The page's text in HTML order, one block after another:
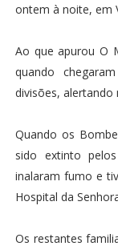
ontem à noite, em
Ao que apurou O
quando
divisões,
Quando os
sido extinto
inalaram fumo e
Hospital da
Os restantes